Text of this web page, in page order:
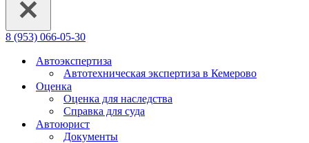
8 (953) 066-05-30
Автоэкспертиза
Автотехническая экспертиза в Кемерово
Оценка
Оценка для наследства
Справка для суда
Автоюрист
Документы